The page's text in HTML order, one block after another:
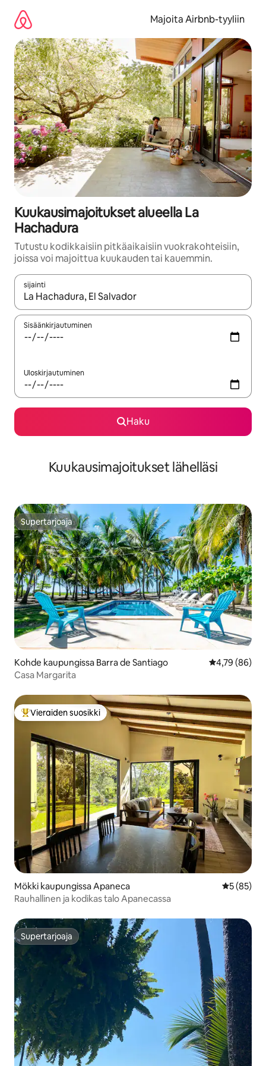
sisältö
väliin
Majoita Airbnb-tyyliin
Kuukausimajoitukset alueella La
Hachadura
Tutustu kodikkaisiin pitkäaikaisiin vuokrakohteisiin,
joissa voi majoittua kuukauden tai kauemmin.
sijainti
Kun tulokset ovat saatavilla, navigoi ylös- ja alas-
Sisäänkirjautuminen
Uloskirjautuminen
Haku
Kuukausimajoitukset lähelläsi
Supertarjoaja
Supertarjoaja
Kohde kaupungissa Barra de Santiago
4,79 (86)
Casa Margarita
Vieraiden suosikkien parhaimmistoa
Vieraiden suosikki
Mökki kaupungissa Apaneca
5 (85)
Rauhallinen ja kodikas talo Apanecassa
Supertarjoaja
Supertarjoaja